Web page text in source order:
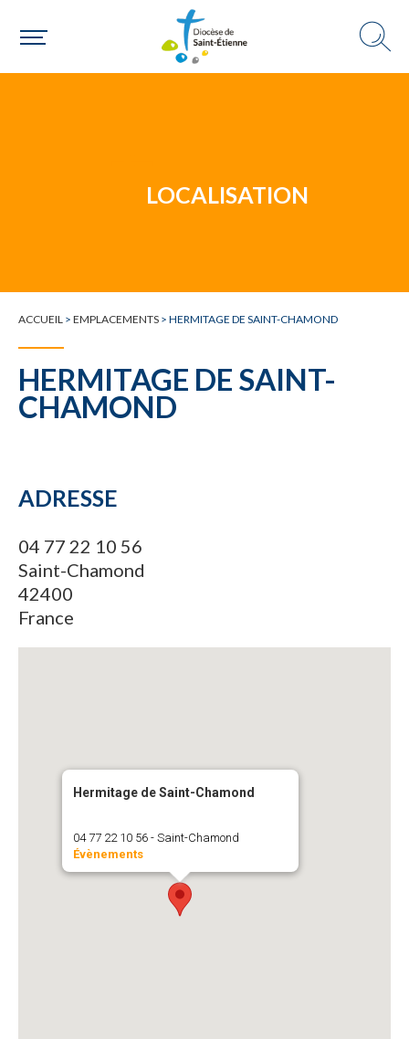
LOCALISATION
ACCUEIL > EMPLACEMENTS > HERMITAGE DE SAINT-CHAMOND
HERMITAGE DE SAINT-
CHAMOND
ADRESSE
04 77 22 10 56
Saint-Chamond
42400
France
Hermitage de Saint-Chamond
04 77 22 10 56 - Saint-Chamond
Évènements